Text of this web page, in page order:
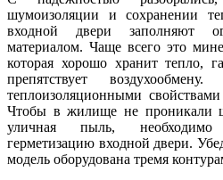
шумоизоляции и сохранении
входной двери заполняют
материалом. Чаще всего это
которая хорошо хранит тепло,
препятствует
теплоизоляционными
Чтобы в жилище не проникали
уличная пыль, необходимо
герметизацию входной двери.
модель оборудована тремя